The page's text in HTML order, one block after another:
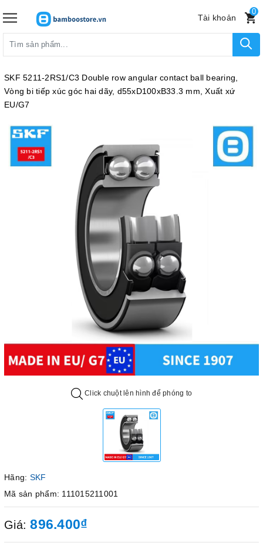
Tài khoản
0
SKF 5211-2RS1/C3 Double row angular contact ball bearing,
Vòng bi tiếp xúc góc hai dãy, d55xD100xB33.3 mm, Xuất xứ
EU/G7
Click chuột lên hình để phóng to
Hãng: SKF
Mã sản phẩm: 111015211001
Giá:896.400₫